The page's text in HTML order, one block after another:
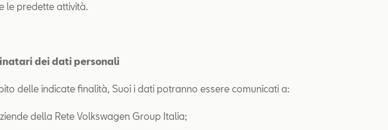
le predette attività.
dei dati personali
delle indicate finalità, Suoi i dati potranno essere comunicati a:
della Rete Volkswagen Group Italia;